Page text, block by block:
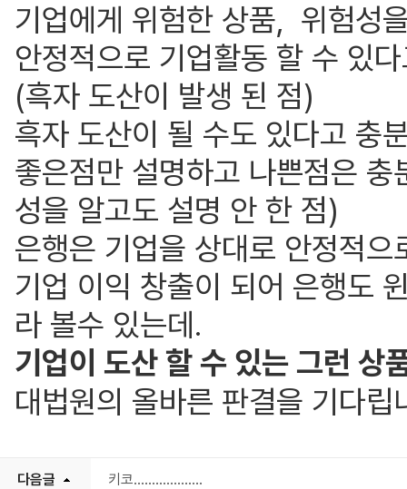
기업에게 위험한 상품, 위험성
안정적으로 기업활동 할 수 있
(흑자 도산이 발생 된 점)
흑자 도산이 될 수도 있다고 충
좋은점만 설명하고 나쁜점은
성을 알고도 설명 안 한 점)
은행은 기업을 상대로 안정적
기업 이익 창출이 되어 은행도
라 볼수 있는데.
기업이 도산 할 수 있는 그런 상
대법원의 올바른 판결을 기다립
다음글 키코...................